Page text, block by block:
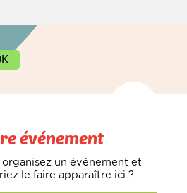
événement
organisez un événement et
le faire apparaître ici ?